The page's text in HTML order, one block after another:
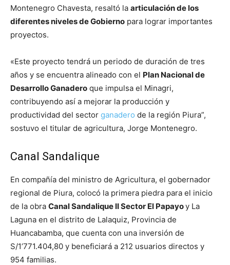
Montenegro Chavesta, resaltó la articulación de los
diferentes niveles de Gobierno para lograr importantes
proyectos.
«Este proyecto tendrá un periodo de duración de tres
años y se encuentra alineado con el Plan Nacional de
Desarrollo Ganadero que impulsa el Minagri,
contribuyendo así a mejorar la producción y
productividad del sector ganadero de la región Piura”,
sostuvo el titular de agricultura, Jorge Montenegro.
Canal Sandalique
En compañía del ministro de Agricultura, el gobernador
regional de Piura, colocó la primera piedra para el inicio
de la obra Canal Sandalique II Sector El Papayoy La
Laguna en el distrito de Lalaquiz, Provincia de
Huancabamba, que cuenta con una inversión de
S/1’771.404,80 y beneficiará a 212 usuarios directos y
954 familias.